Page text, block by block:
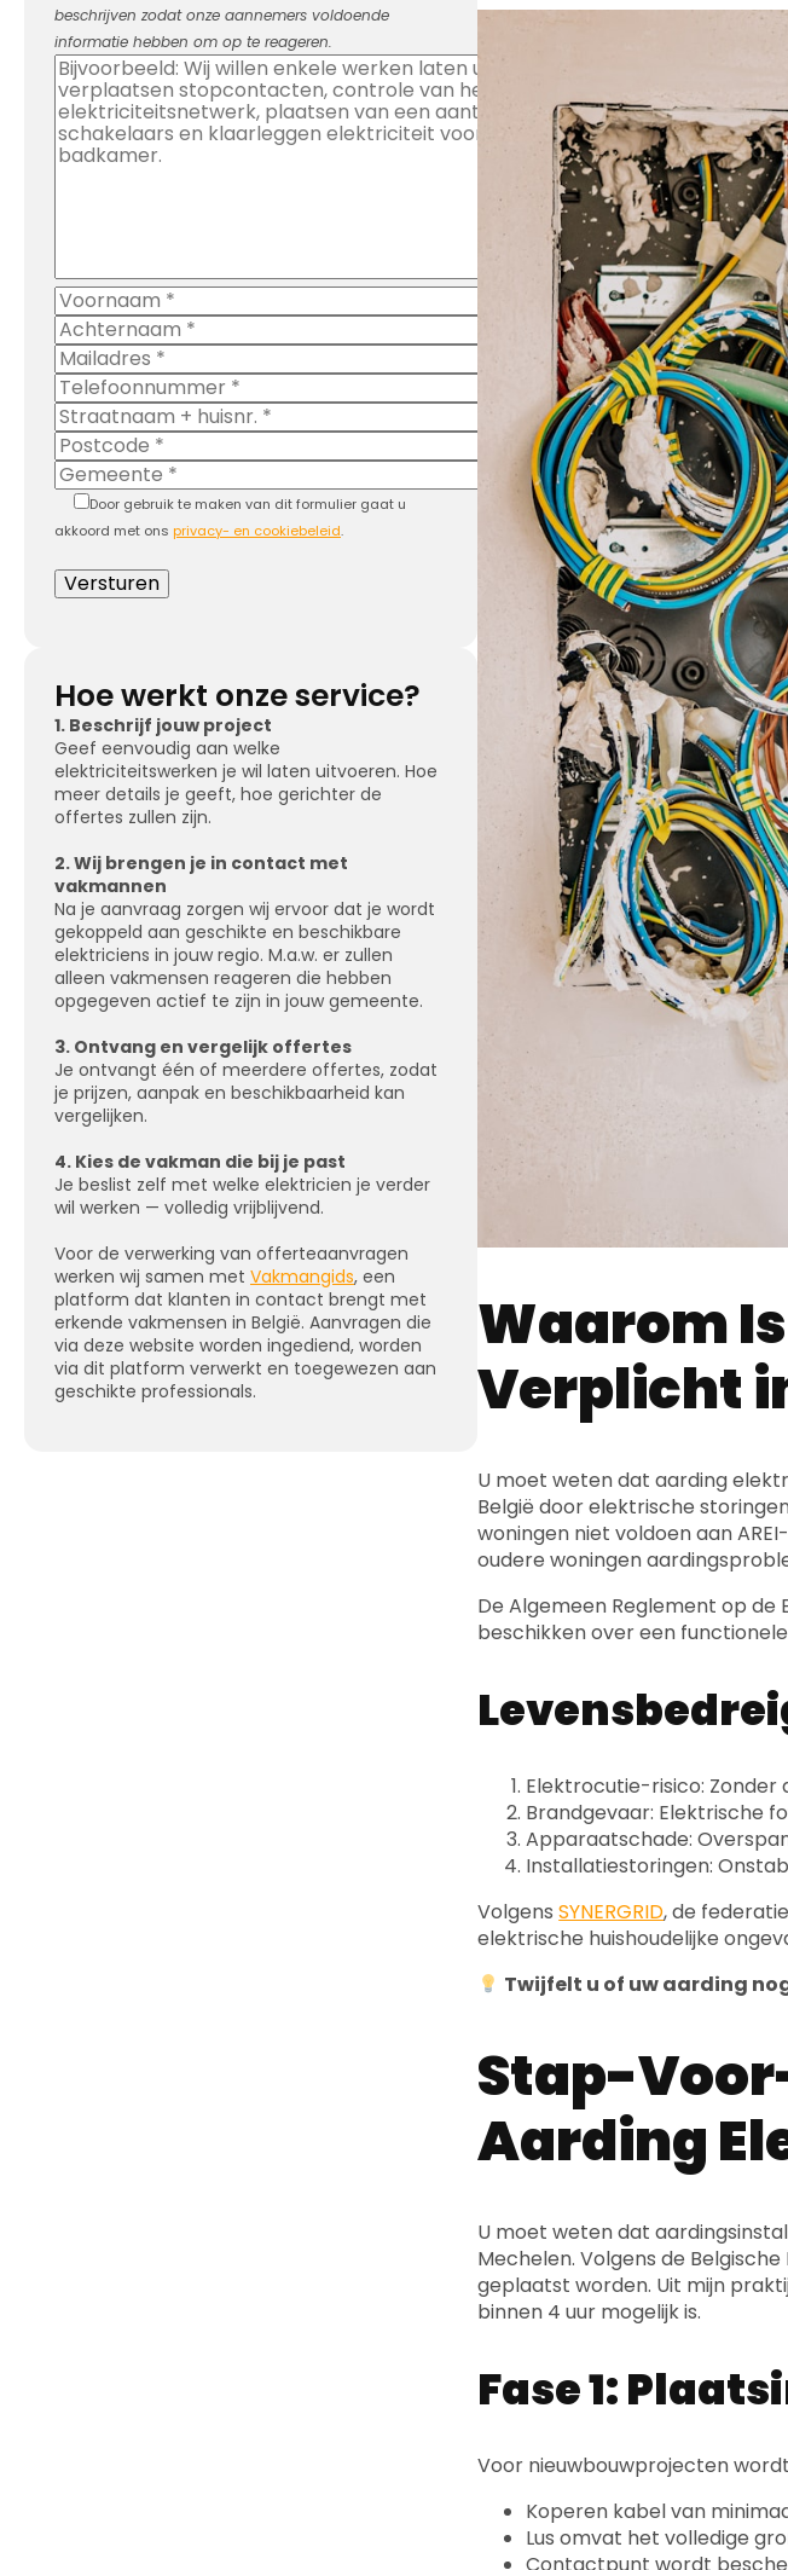
beschrijven zodat onze aannemers voldoende
informatie hebben om op te reageren.
Door gebruik te maken van dit formulier gaat u
akkoord met ons privacy- en cookiebeleid.
Hoe werkt onze service?
1. Beschrijf jouw project
Geef eenvoudig aan welke
elektriciteitswerken je wil laten uitvoeren. Hoe
meer details je geeft, hoe gerichter de
offertes zullen zijn.
2. Wij brengen je in contact met
vakmannen
Na je aanvraag zorgen wij ervoor dat je wordt
gekoppeld aan geschikte en beschikbare
elektriciens in jouw regio. M.a.w. er zullen
alleen vakmensen reageren die hebben
opgegeven actief te zijn in jouw gemeente.
3. Ontvang en vergelijk offertes
Je ontvangt één of meerdere offertes, zodat
je prijzen, aanpak en beschikbaarheid kan
vergelijken.
4. Kies de vakman die bij je past
Je beslist zelf met welke elektricien je verder
wil werken — volledig vrijblijvend.
Voor de verwerking van offerteaanvragen
werken wij samen met Vakmangids, een
platform dat klanten in contact brengt met
erkende vakmensen in België. Aanvragen die
via deze website worden ingediend, worden
via dit platform verwerkt en toegewezen aan
geschikte professionals.
Waarom
Verplicht
U moet weten dat aarding
België door elektrische
woningen niet voldoen aan
oudere woningen
De Algemeen Reglement op
beschikken over een
Elektrocutie-risico:
Brandgevaar: Elektrische
Apparaatschade:
Installatiestoringen:
VolgensSYNERGRID, de
elektrische huishoudelijke
Twijfelt u of uw aarding
Stap-
Aarding
U moet weten dat
Mechelen. Volgens de
geplaatst worden. Uit mijn
binnen 4 uur mogelijk is.
Fase 1:
Voor nieuwbouwprojecten
Koperen kabel van
Lus omvat het volledige